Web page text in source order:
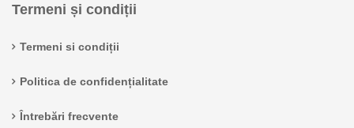
Termeni și condiții
Termeni si condiții
Politica de confidențialitate
Întrebări frecvente